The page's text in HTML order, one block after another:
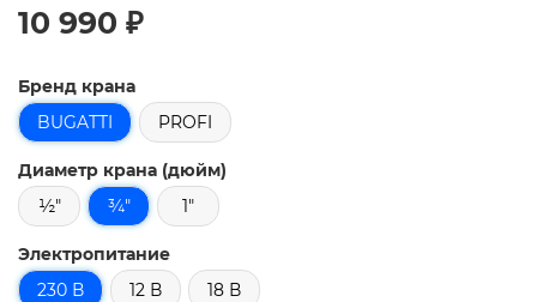
10 990 ₽
Бренд крана
BUGATTI
PROFI
Диаметр крана (дюйм)
½"
¾" 1"
Электропитание
230 В
12 В 18 В